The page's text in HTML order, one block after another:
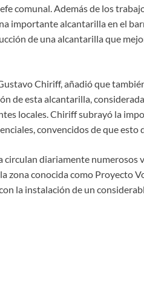
comunal. Además de los
importante alcantarilla en el
de una alcantarilla que
Chiriff, añadió que
de esta alcantarilla,
locales. Chiriff subrayó la
convencidos de que
circulan diariamente numerosos
zona conocida como Proyecto
la instalación de un